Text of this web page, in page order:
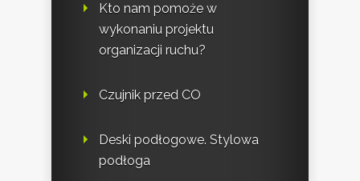
Kto nam pomoże w
wykonaniu projektu
organizacji ruchu?
Czujnik przed CO
Deski podłogowe. Stylowa
podłoga